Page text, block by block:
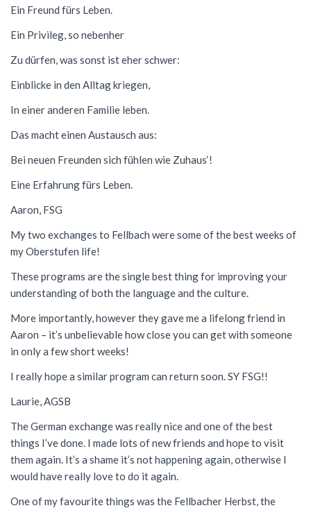
Ein Freund fürs Leben.
Ein Privileg, so nebenher
Zu dürfen, was sonst ist eher schwer:
Einblicke in den Alltag kriegen,
In einer anderen Familie leben.
Das macht einen Austausch aus:
Bei neuen Freunden sich fühlen wie Zuhaus‘!
Eine Erfahrung fürs Leben.
Aaron, FSG
My two exchanges to Fellbach were some of the best weeks of
my Oberstufen life!
These programs are the single best thing for improving your
understanding of both the language and the culture.
More importantly, however they gave me a lifelong friend in
Aaron – it’s unbelievable how close you can get with someone
in only a few short weeks!
I really hope a similar program can return soon. SY FSG!!
Laurie, AGSB
The German exchange was really nice and one of the best
things I’ve done. I made lots of new friends and hope to visit
them again. It’s a shame it’s not happening again, otherwise I
would have really love to do it again.
One of my favourite things was the Fellbacher Herbst, the